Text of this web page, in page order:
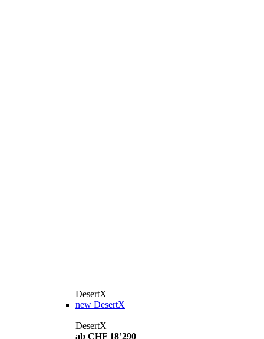
DesertX
new DesertX
DesertX
ab CHF 18’290